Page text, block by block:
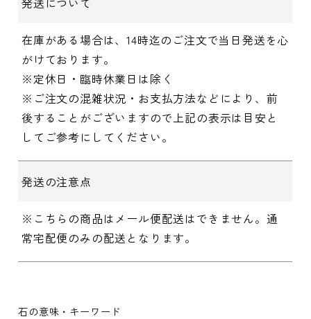
在庫がある場合は、14時迄のご注文で当日発送を心
がけております。
※定休日・臨時休業日は除く
※ご注文の混雑状況・お支払方法などにより、前
後することがございますので上記の表示は目安と
してご参考にしてください。
発送の注意点
※こちらの商品はメール便配送はできません。通
常宅配便のみの配送となります。
石の意味・キーワード